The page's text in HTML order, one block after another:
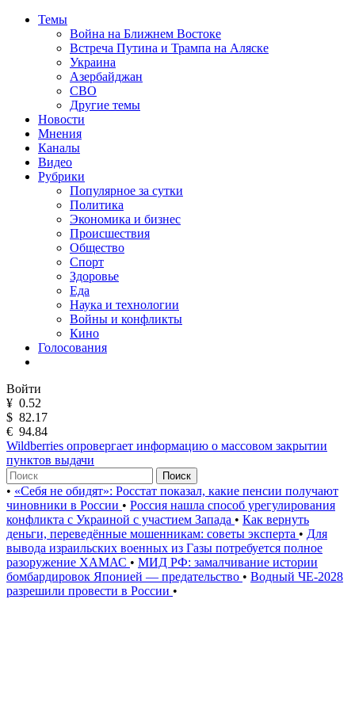
Темы
Война на Ближнем Востоке
Встреча Путина и Трампа на Аляске
Украина
Азербайджан
СВО
Другие темы
Новости
Мнения
Каналы
Видео
Рубрики
Популярное за сутки
Политика
Экономика и бизнес
Происшествия
Общество
Спорт
Здоровье
Еда
Наука и технологии
Войны и конфликты
Кино
Голосования
Войти
¥ 0.52
$ 82.17
€ 94.84
Wildberries опровергает информацию о массовом закрытии
пунктов выдачи
Поиск
• «Себя не обидят»: Росстат показал, какие пенсии получают
чиновники в России • Россия нашла способ урегулирования
конфликта с Украиной с участием Запада • Как вернуть
деньги, переведённые мошенникам: советы эксперта • Для
вывода израильских военных из Газы потребуется полное
разоружение ХАМАС • МИД РФ: замалчивание истории
бомбардировок Японией — предательство • Водный ЧЕ-2028
разрешили провести в России •